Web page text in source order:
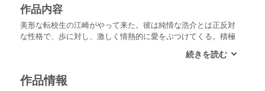
作品内容
美形な転校生の江崎がやって来た。彼は純情な浩介とは正反対
な性格で、歩に対し、激しく情熱的に愛をぶつけてくる。積極
そんな歩の迷いを受け止めてくれたのは、やはり浩介だった。
ムを背景に燃え上がる!!
作品情報